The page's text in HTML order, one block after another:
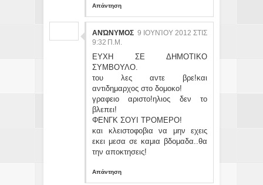
Απάντηση
ΑΝΏΝΥΜΟΣ 9 ΙΟΥΝΊΟΥ 2012 ΣΤΙΣ
9:32 Π.Μ.
ΕΥΧΗ ΣΕ ΔΗΜΟΤΙΚΟ
ΣΥΜΒΟΥΛΟ.
του λες αντε βρε!και
αντιδημαρχος στο δομοκο!
γραφειο αριστο!ηλιος δεν το
βλεπει!
ΦΕΝΓΚ ΣΟΥΙ ΤΡΟΜΕΡΟ!
και κλειστοφοβια να μην εχεις
εκει μεσα σε καμια βδομαδα..θα
την αποκτησεις!
Απάντηση